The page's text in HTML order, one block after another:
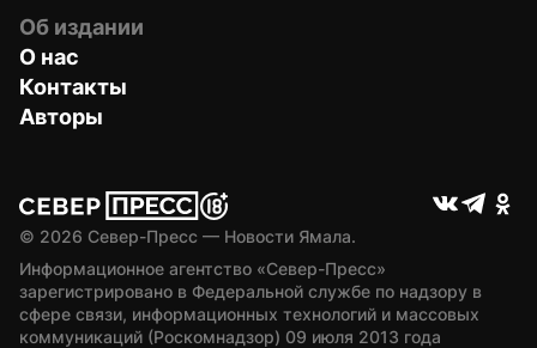
Об издании
О нас
Контакты
Авторы
© 2026 Север-Пресс — Новости Ямала.
Информационное агентство «Север-Пресс»
зарегистрировано в Федеральной службе по надзору в
сфере связи, информационных технологий и массовых
коммуникаций (Роскомнадзор) 09 июля 2013 года